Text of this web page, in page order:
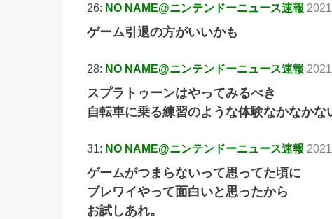
26: NO NAME@ニンテンドーニュース速報
ゲーム引退の方がいいかも
28: NO NAME@ニンテンドーニュース速報
スプラトゥーンはやってみるべき
自転車に乗る練習のような体験なかなかな
31: NO NAME@ニンテンドーニュース速報
ゲームがつまらないって思ってた頃に
ブレワイやって面白いと思ったから
お試しあれ。